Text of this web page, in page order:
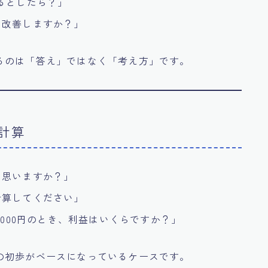
善しますか？」
は「答え」ではなく「考え方」です。
算
いますか？」
してください」
円のとき、利益はいくらですか？」
歩がベースになっているケースです。